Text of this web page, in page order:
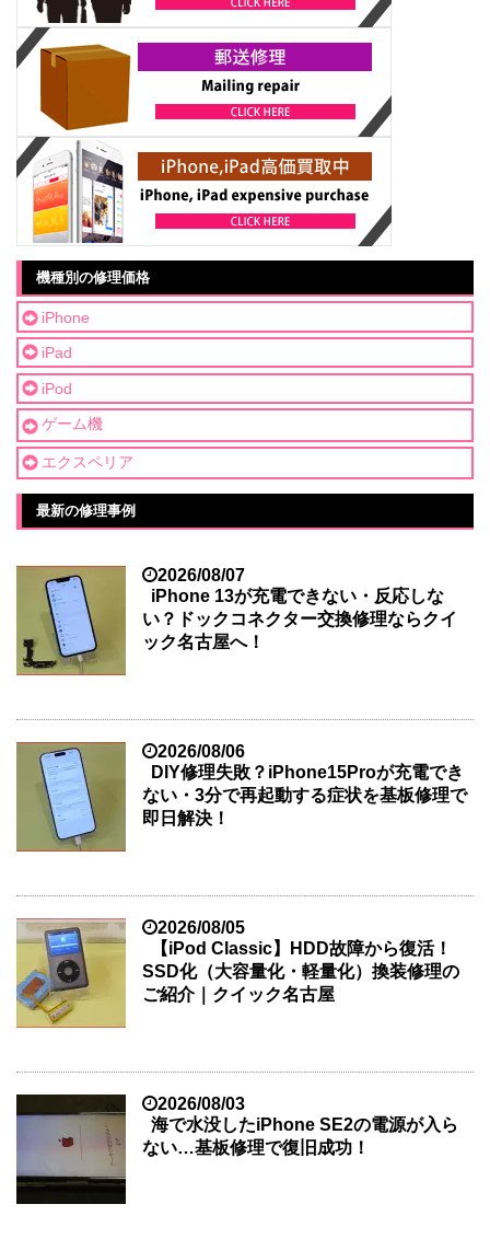
機種別の修理価格
iPhone
iPad
iPod
ゲーム機
エクスペリア
最新の修理事例
2026/08/07
iPhone 13が充電できない・反応しな
い？ドックコネクター交換修理ならクイ
ック名古屋へ！
2026/08/06
DIY修理失敗？iPhone15Proが充電でき
ない・3分で再起動する症状を基板修理で
即日解決！
2026/08/05
【iPod Classic】HDD故障から復活！
SSD化（大容量化・軽量化）換装修理の
ご紹介｜クイック名古屋
2026/08/03
海で水没したiPhone SE2の電源が入ら
ない…基板修理で復旧成功！